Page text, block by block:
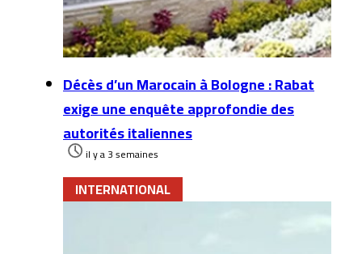
Décès d’un Marocain à Bologne : Rabat
exige une enquête approfondie des
autorités italiennes
il y a 3 semaines
INTERNATIONAL